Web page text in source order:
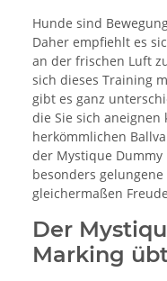
Hunde sind
Daher empfiehlt es
an der frischen Luft
sich dieses Training
gibt es ganz
die Sie sich aneignen
herkömmlichen
der Mystique
besonders
gleichermaßen
Der
Marking